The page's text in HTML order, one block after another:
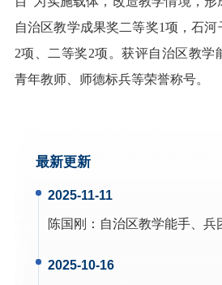
自治区教学成果奖二等奖1项，石
2项、二等奖2项。获评自治区教学
青年教师、师德标兵等荣誉称号。
最新更新
2025-11-11
陈国刚 ： 自治区教学能手、兵
2025-10-16